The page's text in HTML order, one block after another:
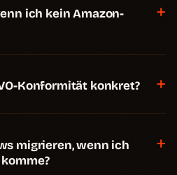
ich kein Amazon-
+
Konformität konkret? +
migrieren, wenn ich
+